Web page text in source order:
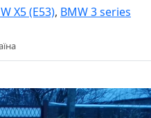
X5 (E53), BMW 3 series